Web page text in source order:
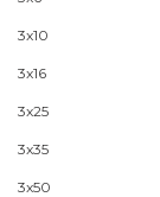
3x10
3x16
3x25
3x35
3x50